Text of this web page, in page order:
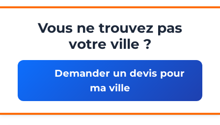
Vous ne trouvez pas
votre ville ?
Demander un devis pour
ma ville